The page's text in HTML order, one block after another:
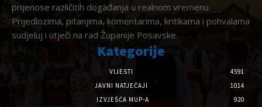
prijenose različitih događanja u realnom vremenu.
Prijedlozima, pitanjima, komentarima, kritikama i pohvalama
sudjeluj i utječi na rad Županije Posavske.
Kategorije
VIJESTI
4591
JAVNI NATJEČAJI
1014
IZVJEŠĆA MUP-A
920